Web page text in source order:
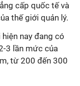
cấp quốc tế và
thế giới quản lý.
nay đang có
3 lần mức của
từ 200 đến 300